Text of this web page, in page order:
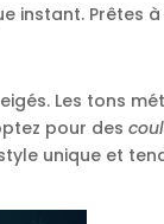
instant. Prêtes
Les tons
pour des
unique et